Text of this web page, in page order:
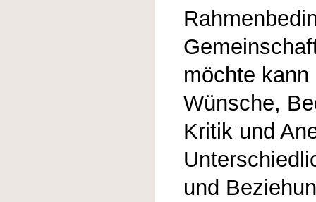
möchte
Wünsche,
Kritik und
und